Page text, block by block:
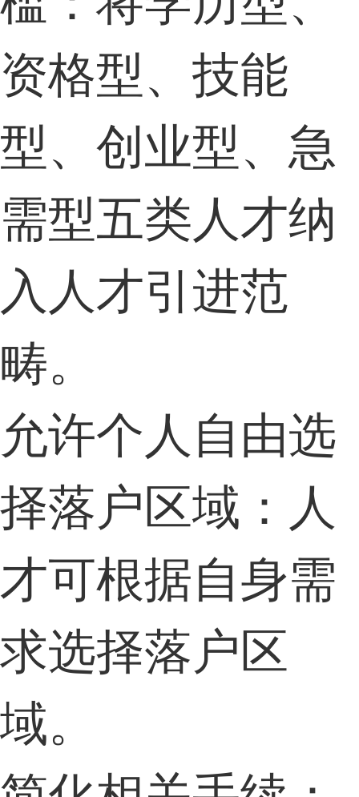
资格型、技能
型、创业型、急
需型五类人才纳
入人才引进范
畴。
允许个人自由选
择落户区域：人
才可根据自身需
求选择落户区
域。